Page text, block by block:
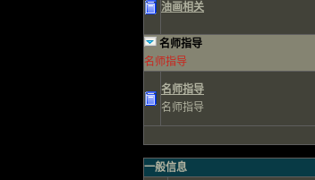
油画相关
名师指导
名师指导
名师指导
名师指导
一般信息